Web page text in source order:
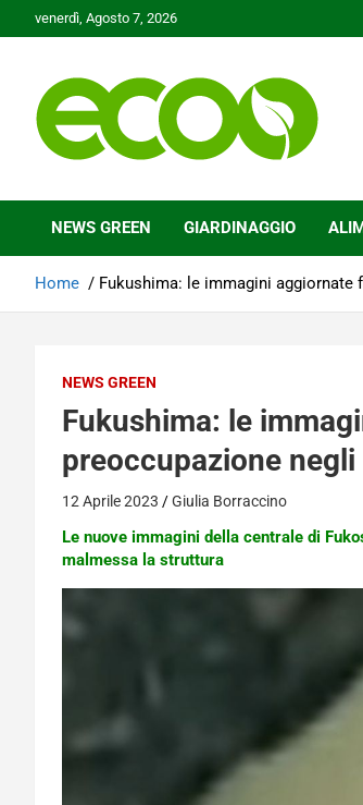
to
venerdì, Agosto 7, 2026
Ecoo.it
NEWS GREEN GIARDINAGGIO
Home Fukushima: le immagini aggiornate
NEWS GREEN
Fukushima: le
preoccupazione
12 Aprile 2023 Giulia Borraccino
Le nuove immagini della centrale di
malmessa la struttura